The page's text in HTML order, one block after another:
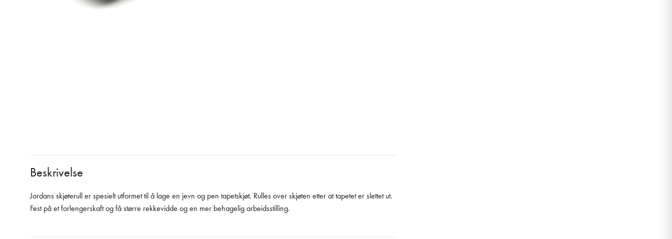
Beskrivelse
Jordans skjøterull er spesielt utformet til å lage en jevn og pen tapetskjøt. Rulles over skjøten etter at tapetet er slettet ut.
Fest på et forlengerskaft og få større rekkevidde og en mer behagelig arbeidsstilling.